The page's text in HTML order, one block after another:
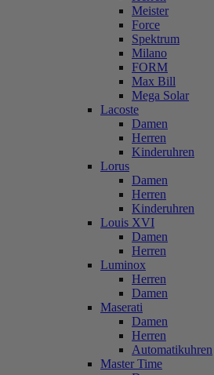
Meister
Force
Spektrum
Milano
FORM
Max Bill
Mega Solar
Lacoste
Damen
Herren
Kinderuhren
Lorus
Damen
Herren
Kinderuhren
Louis XVI
Damen
Herren
Luminox
Herren
Damen
Maserati
Damen
Herren
Automatikuhren
Master Time